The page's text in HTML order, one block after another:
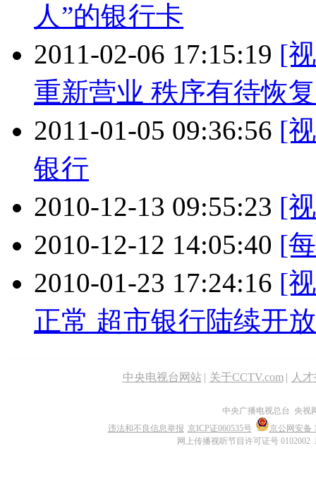
人”的银行卡
2011-02-06 17:15:19 [
重新营业 秩序有待恢复
2011-01-05 09:36:56 [
银行
2010-12-13 09:55:23 [
2010-12-12 14:05:40 [
2010-01-23 17:24:16 [
正常 超市银行陆续开放
中央电视台网站 | 关于CCTV.com | 人
中央广播电视总台 央视
违法和不良信息举报 京ICP证060535号
京公网安备
网上传播视听节目许可证号 0102002